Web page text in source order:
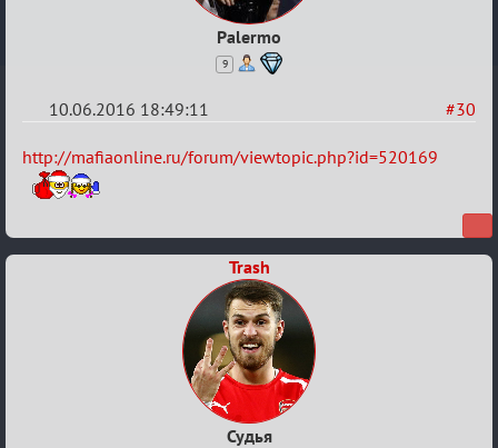
Palermo
9
#30
10.06.2016 18:49:11
Re:
Евро
http://mafiaonline.ru/forum/viewtopic.php?id=520169
Trash
Судья